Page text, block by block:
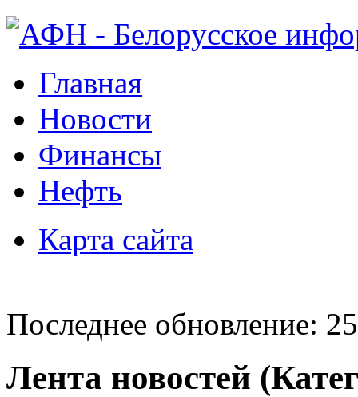
Главная
Новости
Финансы
Нефть
Карта сайта
Последнее обновление:
Лента новостей